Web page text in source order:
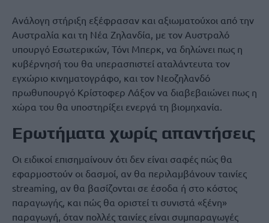
Ανάλογη στήριξη εξέφρασαν και αξιωματούχοι από την
Αυστραλία και τη Νέα Ζηλανδία, με τον Αυστραλό
υπουργό Εσωτερικών, Τόνι Μπερκ, να δηλώνει πως η
κυβέρνησή του θα υπερασπιστεί αταλάντευτα τον
εγχώριο κινηματογράφο, και τον Νεοζηλανδό
πρωθυπουργό Κρίστοφερ Λάξον να διαβεβαιώνει πως η
χώρα του θα υποστηρίξει ενεργά τη βιομηχανία.
Ερωτήματα χωρίς απαντήσεις
Οι ειδικοί επισημαίνουν ότι δεν είναι σαφές πώς θα
εφαρμοστούν οι δασμοί, αν θα περιλαμβάνουν ταινίες
streaming, αν θα βασίζονται σε έσοδα ή στο κόστος
παραγωγής, και πώς θα οριστεί τι συνιστά «ξένη»
παραγωγή, όταν πολλές ταινίες είναι συμπαραγωγές